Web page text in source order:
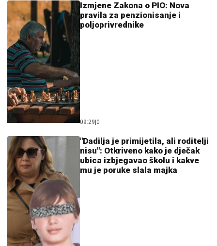
Izmjene Zakona o PIO: Nova
pravila za penzionisanje i
poljoprivrednike
09:29 0
"Dadilja je primijetila, ali roditelji
nisu": Otkriveno kako je dječak
ubica izbjegavao školu i kakve
mu je poruke slala majka